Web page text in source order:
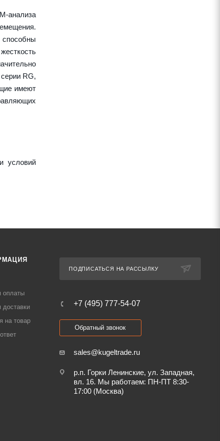
анализа
RG,
имеют
условий
оплаты
доставки
на товар
ПОДПИСАТЬСЯ НА РАССЫЛКУ
+7 (495) 777-54-07
Обратный звонок
sales@kugeltrade.ru
р.п. Горки Ленинские, ул. Западная,
вл. 16. Мы работаем: ПН-ПТ 8:30-
17:00 (Москва)